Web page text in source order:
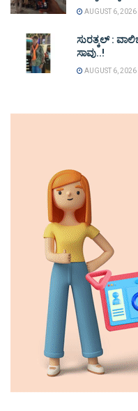
AUGUST 6, 2026
ಸುರತ್ಕಲ್ :
ಸಾವು..!
AUGUST 6, 2026